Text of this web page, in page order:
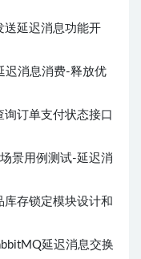
延迟消息功能开
消息消费-释放优
订单支付状态接口
景用例测试-延迟消
存锁定模块设计和
延迟消息交换